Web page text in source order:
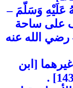
عَلَيْهِ وَسَلّمَ –
على ساحة
رضي الله عنه
[ابن